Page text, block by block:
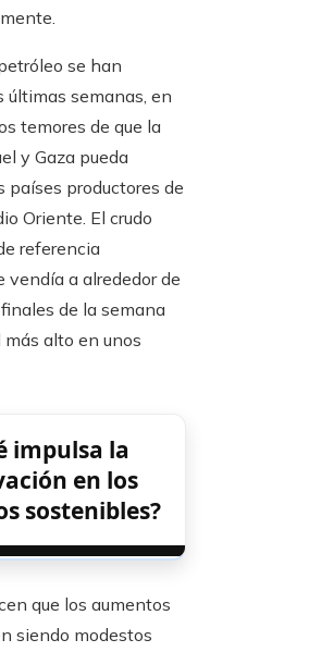
se han
últimas semanas, en
temores de que la
y Gaza pueda
países productores de
Oriente. El crudo
referencia
vendía a alrededor de
de la semana
más alto en unos
impulsa la
en los
sostenibles?
que los aumentos
siendo modestos